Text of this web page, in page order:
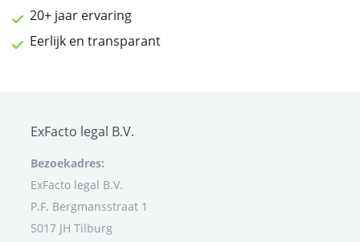
20+ jaar ervaring
Eerlijk en transparant
ExFacto legal B.V.
Bezoekadres:
ExFacto legal B.V.
P.F. Bergmansstraat 1
5017 JH Tilburg